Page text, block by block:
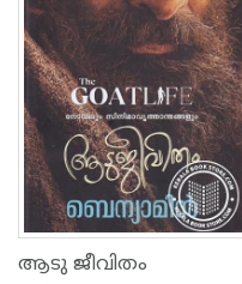
ആടു ജീവിതം